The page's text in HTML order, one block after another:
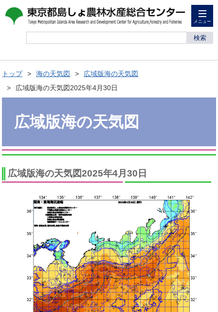
メニュー
検索
トップ 海の天気図
広域版海の天気図
広域版海の天気図2025年4月30日
広域版海の天気図
広域版海の天気図2025年4月30日